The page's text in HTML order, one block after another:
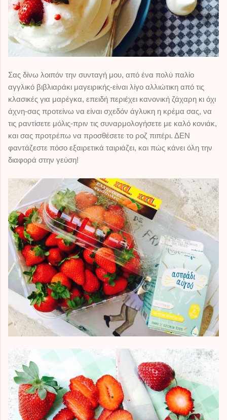
Σας δίνω λοιπόν την συνταγή μου, από ένα πολύ παλίο
αγγλικό βιβλιαράκι μαγειρικής-είναι λίγο αλλιώτικη από τις
κλασικές για μαρέγκα, επειδή περιέχει κανονική ζάχαρη κι όχι
άχνη-σας προτείνω να είναι σχεδόν άγλυκη η κρέμα σας, να
τις ραντίσετε μόλις-πριν τις συναρμολογήσετε με καλό κονιάκ,
και σας προτρέπω να προσθέσετε το ροζ πιπέρι. ΔΕΝ
φαντάζεστε πόσο εξαιρετικά ταιριάζει, και πώς κάνει όλη την
διαφορά στην γεύση!